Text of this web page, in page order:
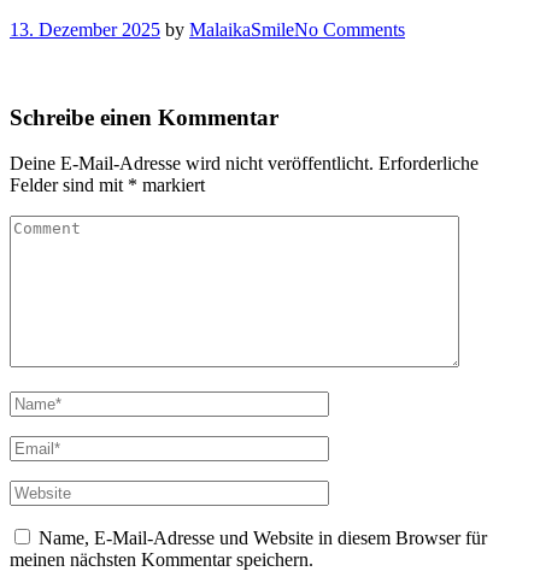
13. Dezember 2025 by MalaikaSmileNo Comments
Schreibe einen Kommentar
Deine E-Mail-Adresse wird nicht veröffentlicht. Erforderliche
Felder sind mit * markiert
Name, E-Mail-Adresse und Website in diesem Browser für
meinen nächsten Kommentar speichern.